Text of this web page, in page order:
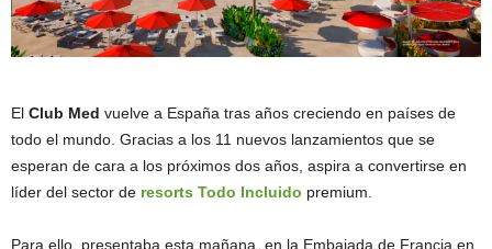
El Club Med vuelve a España tras años creciendo en países de
todo el mundo. Gracias a los 11 nuevos lanzamientos que se
esperan de cara a los próximos dos años, aspira a convertirse en
líder del sector de resorts Todo Incluido premium.
Para ello, presentaba esta mañana, en la Embajada de Francia en